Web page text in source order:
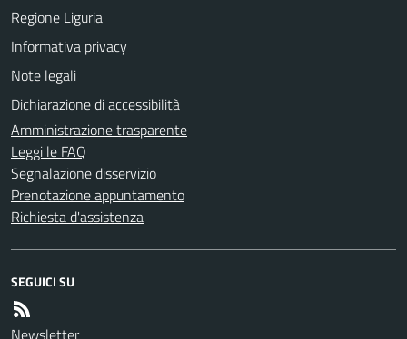
Regione Liguria
Informativa privacy
Note legali
Dichiarazione di accessibilità
Amministrazione trasparente
Leggi le FAQ
Segnalazione disservizio
Prenotazione appuntamento
Richiesta d'assistenza
SEGUICI SU
Newsletter